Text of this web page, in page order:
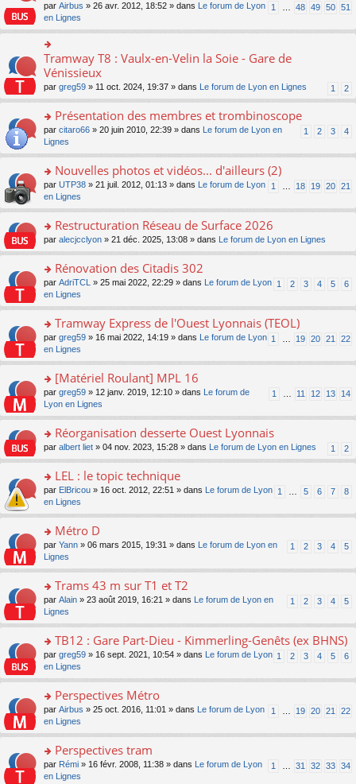
ult
le
m
s
s
e
n
o
n
lu
pl
s
ré
c
e
1 48 49 50 51
par Airbus » 26 avr. 2012, 18:52 » dans
Le forum de Lyon
en Lignes
o
n
ult
er
le
m
e
s
a
g
e
n
o
n
pl
u
s
ré
c
nt
Tramway T8 : Vaulx-en-Velin la Soie - Gare de
Vénissieux
1 2
par greg59 » 11 oct. 2024, 19:37 » dans Le forum de Lyon en Lignes
o
s
er
le
m
e
s
s
e
n
o
n
lu
pl
ré
c
nt
Présentation des membres et trombinoscope
1 2 3 4
par citaro66 » 20 juin 2010, 22:39 » dans
Le forum de Lyon en
Lignes
o
n
s
er
le
m
e
s
s
e
n
o
n
lu
pl
ré
c
e
Nouvelles photos et vidéos... d'ailleurs (2)
1 18 19 20 21
par UTP38 » 21 juil. 2012, 01:13 » dans
Le forum de Lyon
en Lignes
o
n
ult
er
le
m
e
s
s
e
n
o
n
lu
pl
s
ré
c
e
Restructuration Réseau de Surface 2026
par alecjcclyon » 21 déc. 2025, 13:08 » dans Le forum de Lyon en Lignes
o
n
s
er
le
m
e
s
s
a
n
o
n
lu
pl
ré
c
nt
Rénovation des Citadis 302
1 2 3 4 5 6
par AdriTCL » 25 mai 2022, 22:29 » dans
Le forum de Lyon
en Lignes
o
n
s
er
le
m
e
s
s
e
n
o
n
lu
pl
ré
c
nt
Tramway Express de l'Ouest Lyonnais (TEOL)
1 19 20 21 22
par greg59 » 16 mai 2022, 14:19 » dans
Le forum de Lyon
en Lignes
o
s
er
le
m
e
s
s
e
n
o
n
lu
pl
ré
c
e
nt
[Matériel Roulant] MPL 16
1 11 12 13 14
par greg59 » 12 janv. 2019, 12:10 » dans
Le forum de
Lyon en Lignes
o
n
ult
er
le
m
e
s
s
e
n
o
n
lu
pl
ré
c
e
nt
Réorganisation desserte Ouest Lyonnais
1 2
par albert liet » 04 nov. 2023, 15:28 » dans Le forum de Lyon en Lignes
o
n
s
er
le
m
e
s
s
a
n
o
n
lu
le
u
c
e
nt
LEL : le topic technique
1 5 6 7 8
par ElBricou » 16 oct. 2012, 22:51 » dans
Le forum de Lyon
en Lignes
o
s
er
le
m
e
s
s
a
n
o
n
lu
le
u
Métro D
1 2 3 4 5
par Yann » 06 mars 2015, 19:31 » dans
Le forum de Lyon en
Lignes
o
s
er
le
m
e
s
s
a
n
o
n
Trams 43 m sur T1 et T2
1 2 3 4 5
par Alain » 23 août 2019, 16:21 » dans
Le forum de Lyon en
Lignes
o
n
s
er
le
m
e
s
s
a
TB12 : Gare Part-Dieu - Kimmerling-Genêts (ex BHNS)
1 2 3 4 5 6
par greg59 » 16 sept. 2021, 10:54 » dans
Le forum de Lyon
en Lignes
o
n
s
er
le
m
Perspectives Métro
1 19 20 21 22
par Airbus » 25 oct. 2016, 11:01 » dans
Le forum de Lyon
en Lignes
o
n
Perspectives tram
1 31 32 33 34
par Rémi » 16 févr. 2008, 11:38 » dans
Le forum de Lyon
en Lignes